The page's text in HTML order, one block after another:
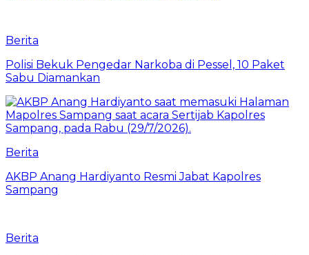
Berita
Polisi Bekuk Pengedar Narkoba di Pessel, 10 Paket
Sabu Diamankan
Berita
AKBP Anang Hardiyanto Resmi Jabat Kapolres
Sampang
Berita